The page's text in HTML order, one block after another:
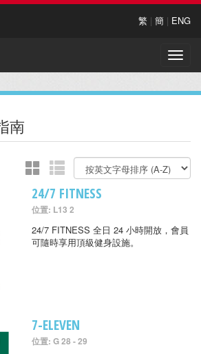
繁 | 簡 | ENG
Toggle
南
24/7 FITNESS
位置: L13 2
24/7 FITNESS 全日 24 小時開放，會員
可隨時享用頂級健身設施。
7-ELEVEN
位置: G 28 - 29